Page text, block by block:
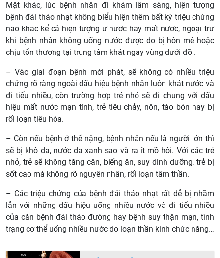
Mặt khác, lúc bệnh nhân đi khám lâm sàng, hiện tượng
bệnh đái tháo nhạt không biểu hiện thêm bất kỳ triệu chứng
nào khác kể cả hiện tượng ứ nước hay mất nước, ngoại trừ
khi bệnh nhân không uống nước được do bị hôn mê hoặc
chịu tổn thương tại trung tâm khát ngay vùng dưới đồi.
– Vào giai đoạn bệnh mới phát, sẽ không có nhiều triệu
chứng rõ ràng ngoài dấu hiệu bệnh nhân luôn khát nước và
đi tiểu nhiều, còn trường hợp trẻ nhỏ sẽ đi chung với dấu
hiệu mất nước mạn tính, trẻ tiêu chảy, nôn, táo bón hay bị
rối loạn tiêu hóa.
– Còn nếu bệnh ở thể nặng, bệnh nhân nếu là người lớn thì
sẽ bị khô da, nước da xanh sao và ra ít mồ hôi. Với các trẻ
nhỏ, trẻ sẽ không tăng cân, biếng ăn, suy dinh dưỡng, trẻ bị
sốt cao mà không rõ nguyên nhân, rối loạn tâm thần.
– Các triệu chứng của bệnh đái tháo nhạt rất dễ bị nhầm
lẫn với những dấu hiệu uống nhiều nước và đi tiểu nhiều
của căn bệnh đái tháo đường hay bệnh suy thận mạn, tình
trạng cơ thể uống nhiều nước do loạn thần kinh chức năng…